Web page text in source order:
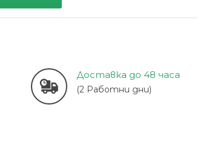
Доставка до 48 часа
(2 Работни дни)